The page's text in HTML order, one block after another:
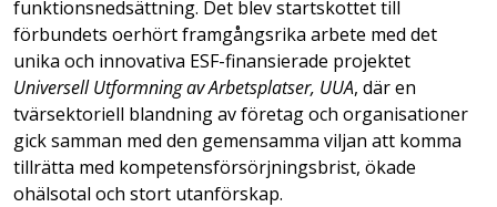
funktionsnedsättning. Det blev startskottet till
förbundets oerhört framgångsrika arbete med det
unika och innovativa ESF-finansierade projektet
Universell Utformning av Arbetsplatser, UUA, där en
tvärsektoriell blandning av företag och organisationer
gick samman med den gemensamma viljan att komma
tillrätta med kompetensförsörjningsbrist, ökade
ohälsotal och stort utanförskap.